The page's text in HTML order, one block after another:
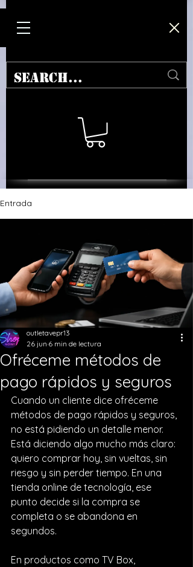
Entrada
Ofréceme métodos de
pago rápidos y seguros
outletavepr13
26 jun 6 min de lectura
Cuando un cliente dice ofréceme
métodos de pago rápidos y seguros,
no está pidiendo un detalle menor.
Está diciendo algo mucho más claro:
quiero comprar hoy, sin vueltas, sin
riesgo y sin perder tiempo. En una
tienda online de tecnología, ese
punto decide si la compra se
completa o se abandona en
segundos.
En productos como TV Box